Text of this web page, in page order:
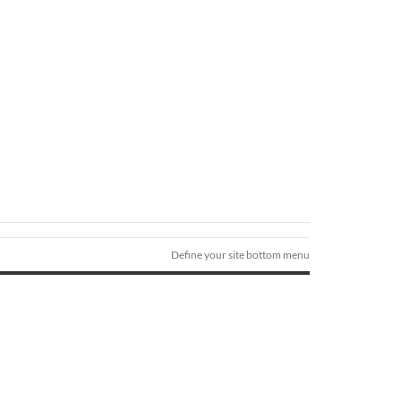
Define your site bottom menu